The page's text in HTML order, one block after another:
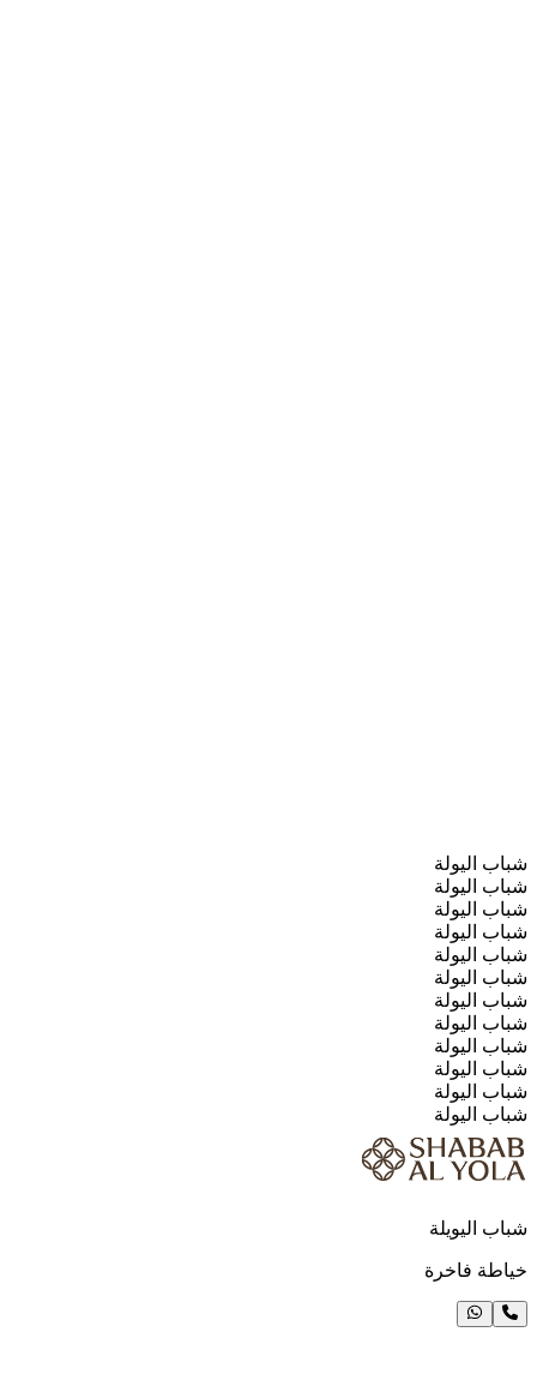
شباب اليولة
شباب اليولة
شباب اليولة
شباب اليولة
شباب اليولة
شباب اليولة
شباب اليولة
شباب اليولة
شباب اليولة
شباب اليولة
شباب اليولة
شباب اليولة
شباب اليويلة
خياطة فاخرة